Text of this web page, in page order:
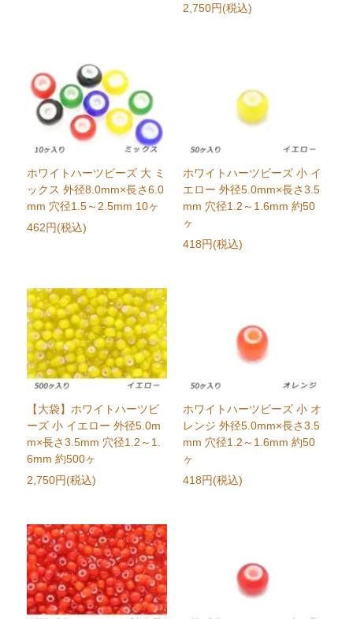
2,750円(税込)
ホワイトハーツビーズ 大 ミ
ックス 外径8.0mm×長さ6.0
mm 穴径1.5～2.5mm 10ヶ
462円(税込)
ホワイトハーツビーズ 小 イ
エロー 外径5.0mm×長さ3.5
mm 穴径1.2～1.6mm 約50
ヶ
418円(税込)
【大袋】ホワイトハーツビ
ーズ 小 イエロー 外径5.0m
m×長さ3.5mm 穴径1.2～1.
6mm 約500ヶ
2,750円(税込)
ホワイトハーツビーズ 小 オ
レンジ 外径5.0mm×長さ3.5
mm 穴径1.2～1.6mm 約50
ヶ
418円(税込)